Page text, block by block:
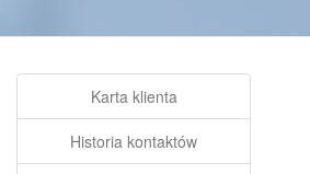
Karta klienta
Historia kontaktów